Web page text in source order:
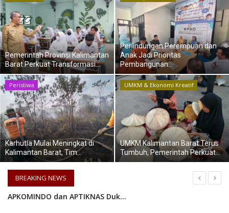
Keamanan
Kejahatan
Cybers Event
UMKM & Ekonomi Kreatif
Pekerja Migran Indonesia
Ekonomi
Pendidikan
Informasi Journalism
Pemerintah Provinsi Kalimantan
Barat Perkuat Transformasi...
Perlindungan Perempuan dan
Anak Jadi Prioritas
Pembangunan...
Peristiwa
Karhutla Mulai Meningkat di
Kalimantan Barat, Tim...
UMKM & Ekonomi Kreatif
UMKM Kalimantan Barat Terus
Tumbuh, Pemerintah Perkuat...
BREAKING NEWS
APKOMINDO dan APTIKNAS Dukung DTI-CX 2026, Perkuat Kolaborasi Transformasi Digital Nasional